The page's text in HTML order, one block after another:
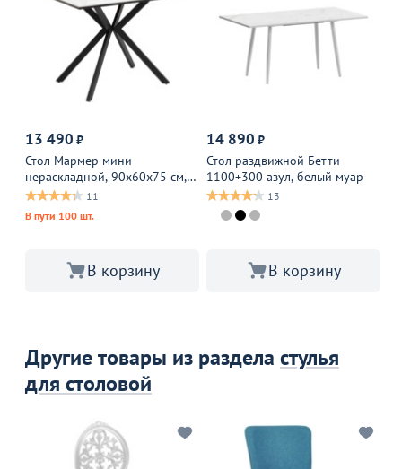
13 490 ₽
Стол Мармер мини
нераскладной, 90х60х75 см,
столешница сноу вайт,
11
В пути 100 шт.
В корзину
14 890 ₽
Стол раздвижной Бетти
1100+300 азул, белый муар
13
В корзину
Другие товары из раздела стулья
для столовой